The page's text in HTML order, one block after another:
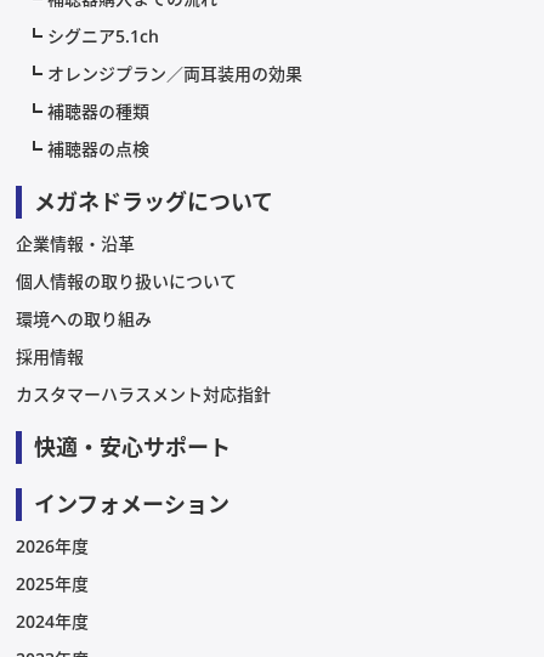
シグニア5.1ch
オレンジプラン／両耳装用の効果
補聴器の種類
補聴器の点検
メガネドラッグについて
企業情報・沿革
個人情報の取り扱いについて
環境への取り組み
採用情報
カスタマーハラスメント対応指針
快適・安心サポート
インフォメーション
2026年度
2025年度
2024年度